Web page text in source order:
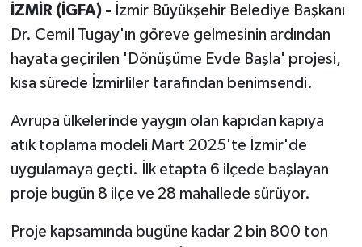
İZMİR (İGFA) - İzmir Büyükşehir Belediye Başkanı
Dr. Cemil Tugay'ın göreve gelmesinin ardından
hayata geçirilen 'Dönüşüme Evde Başla' projesi,
kısa sürede İzmirliler tarafından benimsendi.
Avrupa ülkelerinde yaygın olan kapıdan kapıya
atık toplama modeli Mart 2025'te İzmir'de
uygulamaya geçti. İlk etapta 6 ilçede başlayan
proje bugün 8 ilçe ve 28 mahallede sürüyor.
Proje kapsamında bugüne kadar 2 bin 800 ton